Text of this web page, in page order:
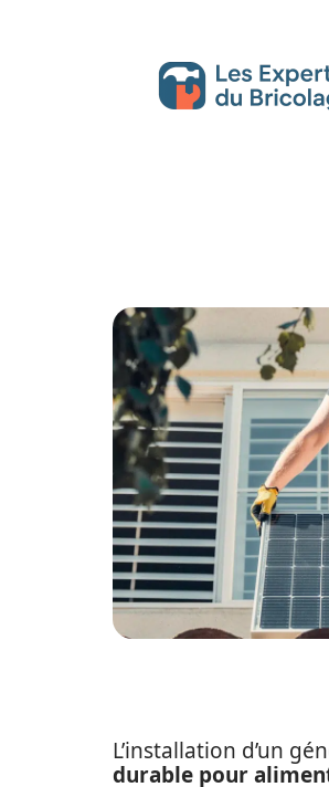
L’installation d’un
durable pour